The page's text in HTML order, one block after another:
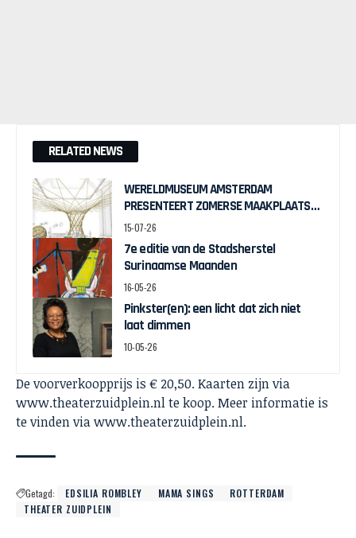
RELATED NEWS
WERELDMUSEUM AMSTERDAM
PRESENTEERT ZOMERSE MAAKPLAATS
MUCH TO DO WITH BAMBOO
15-07-26
7e editie van de Stadsherstel
Surinaamse Maanden
16-05-26
Pinkster(en): een licht dat zich niet
laat dimmen
10-05-26
De voorverkoopprijs is € 20,50. Kaarten zijn via
www.theaterzuidplein.nl te koop. Meer informatie is
te vinden via www.theaterzuidplein.nl.
Getagd: EDSILIA ROMBLEY MAMA SINGS
ROTTERDAM
THEATER ZUIDPLEIN